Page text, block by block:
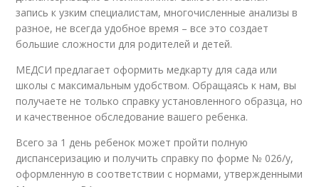
запись к узким специалистам, многочисленные анализы в
разное, не всегда удобное время – все это создает
большие сложности для родителей и детей.
МЕДСИ предлагает оформить медкарту для сада или
школы с максимальным удобством. Обращаясь к нам, вы
получаете не только справку установленного образца, но
и качественное обследование вашего ребенка.
Всего за 1 день ребенок может пройти полную
диспансеризацию и получить справку по форме № 026/у,
оформленную в соответствии с нормами, утвержденными